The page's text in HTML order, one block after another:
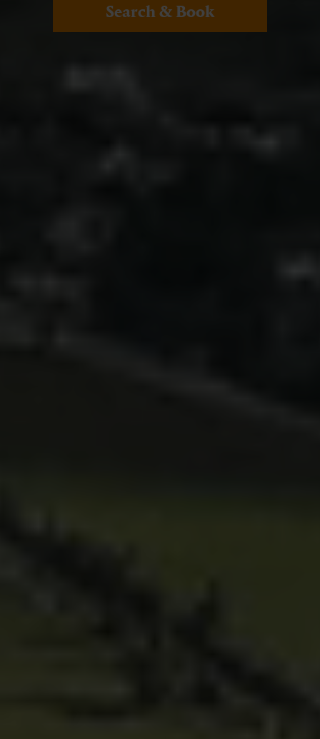
Search & Book